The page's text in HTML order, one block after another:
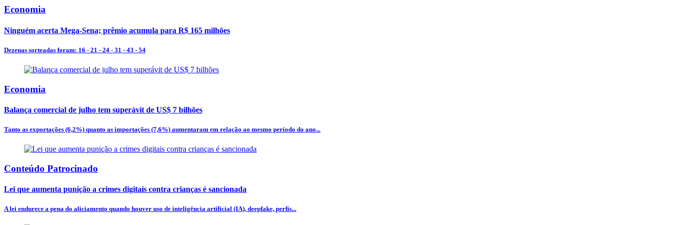
Economia
Ninguém acerta Mega-Sena; prêmio acumula para R$ 165 milhões
Dezenas sorteadas foram: 16 - 21 - 24 - 31 - 43 - 54
Economia
Balança comercial de julho tem superávit de US$ 7 bilhões
Tanto as exportações (6,2%) quanto as importações (7,6%) aumentaram em relação ao mesmo período do ano...
Conteúdo Patrocinado
Lei que aumenta punição a crimes digitais contra crianças é sancionada
A lei endurece a pena do aliciamento quando houver uso de inteligência artificial (IA), deepfake, perfis...